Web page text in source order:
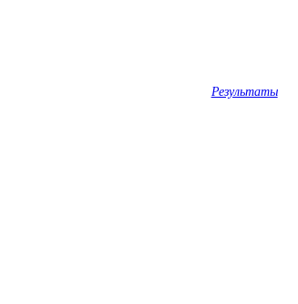
Результаты